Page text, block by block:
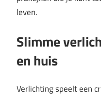
leven.
Slimme
en huis
Verlichting speelt een